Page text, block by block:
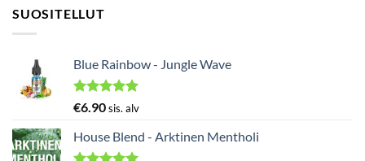
SUOSITELLUT
Blue Rainbow - Jungle Wave
Arvostelu
5.00
/ 5
€6.90sis. alv
House Blend - Arktinen Mentholi